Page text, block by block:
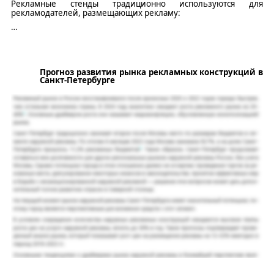
Рекламные стенды традиционно используются для
рекламодателей, размещающих рекламу:
…
Прогноз развития рынка рекламных конструкций в
Санкт-Петербурге